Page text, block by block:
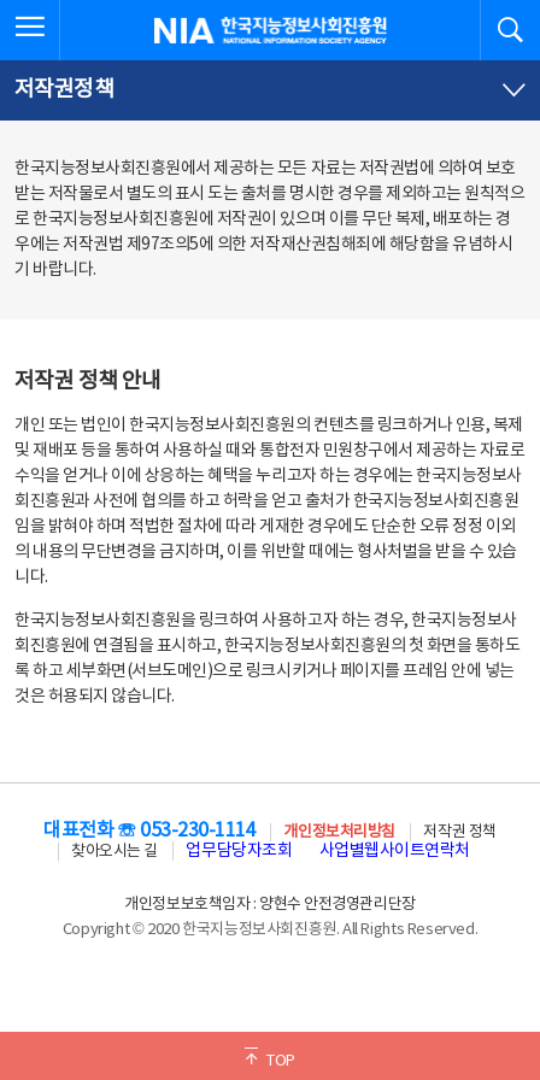
문
로
가
체
뉴
바
가
한국지능정보사회진흥원
저작권정책
한국지능정보사회진흥원에서 제공하는 모든 자료는 저작권법에 의하여 보호
받는 저작물로서 별도의 표시 도는 출처를 명시한 경우를 제외하고는 원칙적으
로 한국지능정보사회진흥원에 저작권이 있으며 이를 무단 복제, 배포하는 경
우에는 저작권법 제97조의5에 의한 저작재산권침해죄에 해당함을 유념하시
기 바랍니다.
저작권 정책 안내
개인 또는 법인이 한국지능정보사회진흥원의 컨텐츠를 링크하거나 인용, 복제
및 재배포 등을 통하여 사용하실 때와 통합전자 민원창구에서 제공하는 자료로
수익을 얻거나 이에 상응하는 혜택을 누리고자 하는 경우에는 한국지능정보사
회진흥원과 사전에 협의를 하고 허락을 얻고 출처가 한국지능정보사회진흥원
임을 밝혀야 하며 적법한 절차에 따라 게재한 경우에도 단순한 오류 정정 이외
의 내용의 무단변경을 금지하며, 이를 위반할 때에는 형사처벌을 받을 수 있습
니다.
한국지능정보사회진흥원을 링크하여 사용하고자 하는 경우, 한국지능정보사
회진흥원에 연결됨을 표시하고, 한국지능정보사회진흥원의 첫 화면을 통하도
록 하고 세부화면(서브도메인)으로 링크시키거나 페이지를 프레임 안에 넣는
것은 허용되지 않습니다.
TOP
대표전화 ☏ 053-230-1114 개인정보처리방침
저작권 정책
찾아오시는 길
업무담당자조회 사업별웹사이트연락처
개인정보보호책임자 : 양현수 안전경영관리단장
Copyright © 2020 한국지능정보사회진흥원. All Rights Reserved.